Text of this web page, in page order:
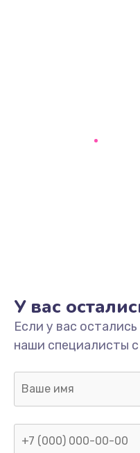
У вас
Если у вас
наши специалисты